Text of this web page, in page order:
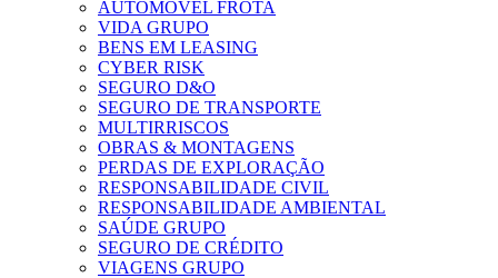
AUTOMÓVEL FROTA
VIDA GRUPO
BENS EM LEASING
CYBER RISK
SEGURO D&O
SEGURO DE TRANSPORTE
MULTIRRISCOS
OBRAS & MONTAGENS
PERDAS DE EXPLORAÇÃO
RESPONSABILIDADE CIVIL
RESPONSABILIDADE AMBIENTAL
SAÚDE GRUPO
SEGURO DE CRÉDITO
VIAGENS GRUPO